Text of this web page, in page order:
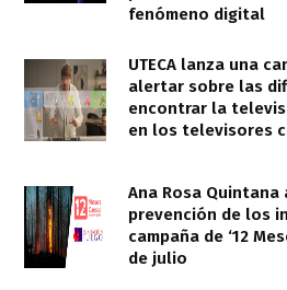
fenómeno digital
UTECA lanza una
alertar sobre las
encontrar la
en los televisores
Ana Rosa
prevención de los
campaña de ‘12
de julio